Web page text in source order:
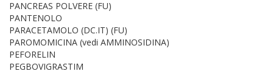
PANCREAS POLVERE (FU)
PANTENOLO
PARACETAMOLO (DC.IT) (FU)
PAROMOMICINA (vedi AMMINOSIDINA)
PEFORELIN
PEGBOVIGRASTIM